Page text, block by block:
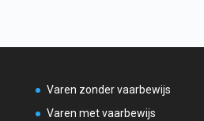
Varen zonder vaarbewijs
Varen met vaarbewijs